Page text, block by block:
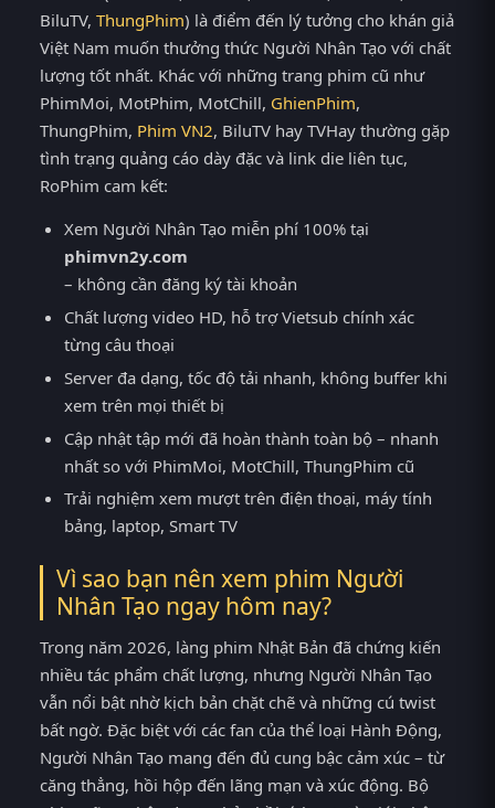
BiluTV, ThungPhim) là điểm đến lý tưởng cho khán giả
Việt Nam muốn thưởng thức Người Nhân Tạo với chất
lượng tốt nhất. Khác với những trang phim cũ như
PhimMoi, MotPhim, MotChill, GhienPhim,
ThungPhim, Phim VN2, BiluTV hay TVHay thường gặp
tình trạng quảng cáo dày đặc và link die liên tục,
RoPhim cam kết:
Xem Người Nhân Tạo miễn phí 100% tại
phimvn2y.com
– không cần đăng ký tài khoản
Chất lượng video HD, hỗ trợ Vietsub chính xác
từng câu thoại
Server đa dạng, tốc độ tải nhanh, không buffer khi
xem trên mọi thiết bị
Cập nhật tập mới đã hoàn thành toàn bộ – nhanh
nhất so với PhimMoi, MotChill, ThungPhim cũ
Trải nghiệm xem mượt trên điện thoại, máy tính
bảng, laptop, Smart TV
Vì sao bạn nên xem phim Người
Nhân Tạo ngay hôm nay?
Trong năm 2026, làng phim Nhật Bản đã chứng kiến
nhiều tác phẩm chất lượng, nhưng Người Nhân Tạo
vẫn nổi bật nhờ kịch bản chặt chẽ và những cú twist
bất ngờ. Đặc biệt với các fan của thể loại Hành Động,
Người Nhân Tạo mang đến đủ cung bậc cảm xúc – từ
căng thẳng, hồi hộp đến lãng mạn và xúc động. Bộ